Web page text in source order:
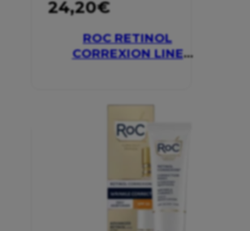
24,20€
ROC RETINOL
CORREXION LINE